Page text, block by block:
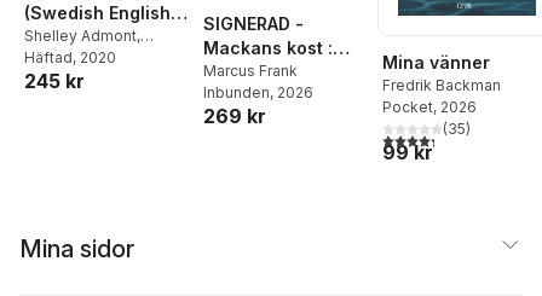
(Swedish English
Bilingual Book for
Children)
Shelley Admont,
Kidkiddos Books
Häftad, 2020
245 kr
SIGNERAD -
Mackans kost :
Middagar och
matlådor
Marcus Frank
Inbunden, 2026
269 kr
Mina vänner
Fredrik Backman
Pocket, 2026
4,3utav 5 stjärnor.
(35)
99 kr
Mina sidor